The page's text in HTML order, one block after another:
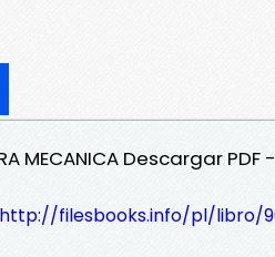
MECANICA Descargar PDF -
http://filesbooks.info/pl/libro/